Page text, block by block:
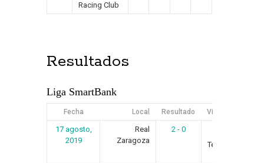
Racing Club
Resultados
Liga SmartBank
Fecha Local Resultado Visitante
17 agosto,
2019
Real
Zaragoza
2 - 0
Tenerife